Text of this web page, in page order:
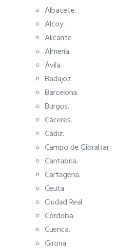
Albacete.
Alcoy.
Alicante
Almería.
Ávila.
Badajoz.
Barcelona.
Burgos.
Cáceres.
Cádiz.
Campo de Gibraltar.
Cantabria.
Cartagena.
Ceuta.
Ciudad Real
Córdoba.
Cuenca.
Girona.